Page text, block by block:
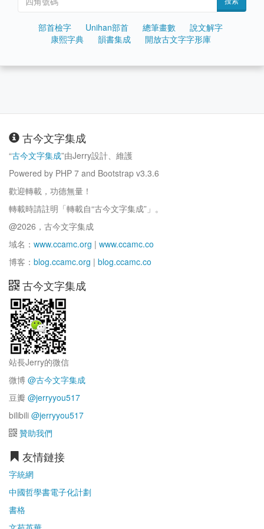
部首檢字 Unihan部首 總筆畫數
說文解字
康熙字典
韻書集成 開放古文字字形庫
古今文字集成
“古今文字集成”由Jerry設計、維護
Powered by PHP 7 and Bootstrap v3.3.6
歡迎轉載，功德無量！
轉載時請註明「轉載自“古今文字集成”」。
@2026，古今文字集成
域名： www.ccamc.org | www.ccamc.co
博客： blog.ccamc.org | blog.ccamc.co
古今文字集成
站長Jerry的微信
微博 @古今文字集成
豆瓣 @jerryyou517
bilibili @jerryyou517
贊助我們
友情鏈接
字統網
中國哲學書電子化計劃
書格